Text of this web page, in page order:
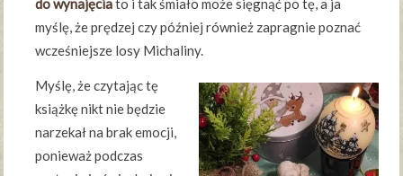
do wynajęciato i tak śmiało może sięgnąć po tę, a ja
myślę, że prędzej czy później również zapragnie poznać
wcześniejsze losy Michaliny.
Myślę, że czytając tę
książkę nikt nie będzie
narzekał na brak emocji,
ponieważ podczas